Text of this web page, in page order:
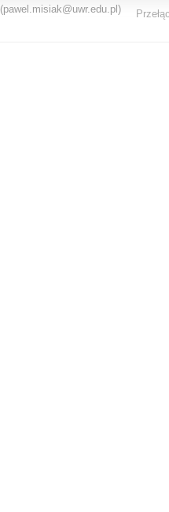
(pawel.misiak@uwr.edu.pl)